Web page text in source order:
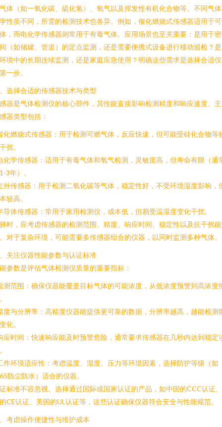
体（如一氧化碳、硫化氢）、氧气以及挥发性有机化合物等。不同气
性质不同，所需的检测技术也各异。例如，催化燃烧式传感器适用于
，而电化学传感器则常用于有毒气体。应用场景也至关重要：是用于
（如储罐、管道）的定点监测，还是需要便携式设备进行移动巡检？
境中的长期连续监测，还是家庭应急使用？明确这些需求是选择合适
一步。
选择合适的传感器技术与类型
器是气体检测仪的核心部件，其性能直接影响检测精度和响应速度。
器类型包括：
化燃烧式传感器：用于检测可燃气体，反应快速，但可能受硅化合物等
扰。
化学传感器：适用于有毒气体和氧气检测，灵敏度高，但寿命有限（通
3年）。
外传感器：用于检测二氧化碳等气体，稳定性好，不受环境湿度影响，
较高。
导体传感器：常用于家用检测仪，成本低，但易受温湿度变化干扰。
时，应考虑传感器的检测范围、精度、响应时间、稳定性以及抗干扰能
对于复杂环境，可能需要多传感器组合的仪器，以同时监测多种气体。
关注仪器性能参数与认证标准
参数是评估气体检测仪质量的重要指标：
测范围：确保仪器能覆盖目标气体的可能浓度，从低浓度预警到高浓度
度与分辨率：高精度仪器能提供更可靠的数据，分辨率越高，越能检测
化。
应时间：快速响应能及时预警危险，通常要求传感器在几秒内达到稳定
作环境适应性：考虑温度、湿度、压力等环境因素，选择防护等级（如
防尘防水）适合的仪器。
标准不容忽视。选择通过国际或国家认证的产品，如中国的CCC认证
CE认证、美国的UL认证等，这些认证确保仪器符合安全与性能规范。
考虑操作便捷性与维护成本